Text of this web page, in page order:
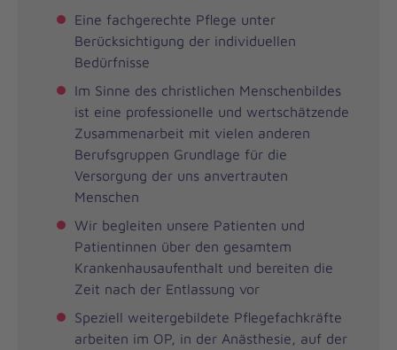
Eine fachgerechte Pflege unter
Berücksichtigung der individuellen
Bedürfnisse
Im Sinne des christlichen Menschenbildes
ist eine professionelle und wertschätzende
Zusammenarbeit mit vielen anderen
Berufsgruppen Grundlage für die
Versorgung der uns anvertrauten
Menschen
Wir begleiten unsere Patienten und
Patientinnen über den gesamtem
Krankenhausaufenthalt und bereiten die
Zeit nach der Entlassung vor
Speziell weitergebildete Pflegefachkräfte
arbeiten im OP, in der Anästhesie, auf der